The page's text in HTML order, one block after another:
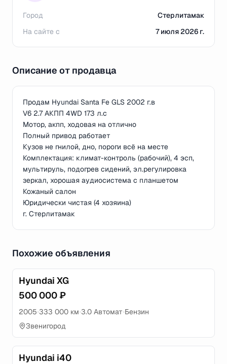
Город
Стерлитамак
На сайте с
7 июля 2026 г.
Описание от продавца
Продам Hyundai Sаnta Fe GLS 2002 г.в
V6 2.7 AКПП 4WD 173 л.c
Мотор, акпп, ходовая на отлично
Полный привод работает
Кузов не гнилой, дно, пороги всё на месте
Комплектация: климат-контроль (рабочий), 4 эсп,
мультируль, подогрев сидений, эл.регулировка
зеркал, хорошая аудиосистема с планшетом
Кожаный салон
Юридически чистая (4 хозяина)
г. Стерлитамак
Похожие объявления
Hyundai XG
500 000 ₽
2005•333 000 км•3.0 Автомат•Бензин
Звенигород
Hyundai i40